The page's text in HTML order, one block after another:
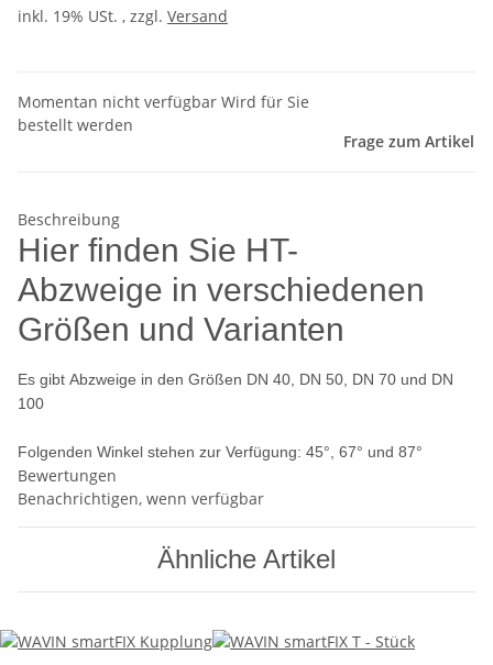
inkl. 19% USt. , zzgl. Versand
Momentan nicht verfügbar Wird für Sie
bestellt werden
Frage zum Artikel
Beschreibung
Hier finden Sie HT-
Abzweige in verschiedenen
Größen und Varianten
Es gibt Abzweige in den Größen DN 40, DN 50, DN 70 und DN
100
Folgenden Winkel stehen zur Verfügung: 45°, 67° und 87°
Bewertungen
Benachrichtigen, wenn verfügbar
Ähnliche Artikel